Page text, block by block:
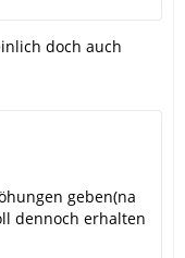
doch auch
geben(na
dennoch erhalten